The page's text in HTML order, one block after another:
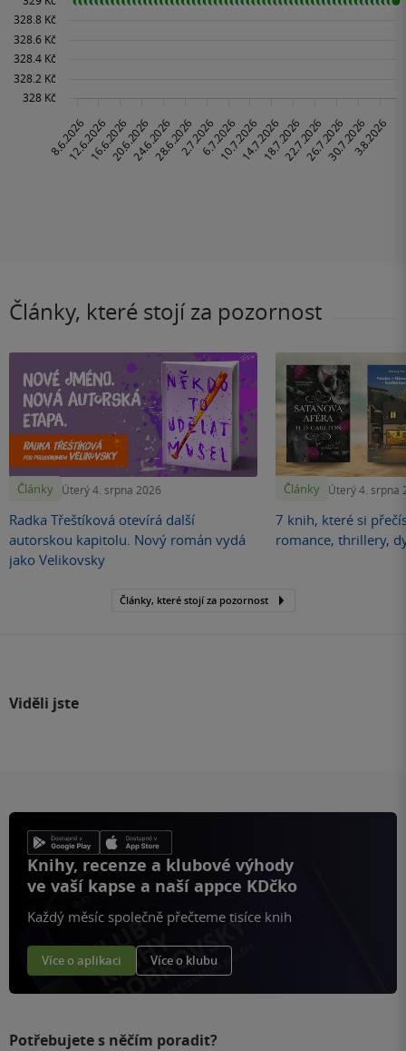
Články, které stojí za pozornost
Články Úterý 4. srpna 2026
Radka Třeštíková otevírá další
autorskou kapitolu. Nový román vydá
jako Velikovsky
Články Úterý 4. srpna
7 knih, které si
romance, thrillery,
Články, které stojí za pozornost
Viděli jste
Knihy, recenze a klubové výhody
ve vaší kapse a naší appce KDčko
Každý měsíc společně přečteme tisíce knih
Více o aplikaci Více o klubu
Potřebujete s něčím poradit?